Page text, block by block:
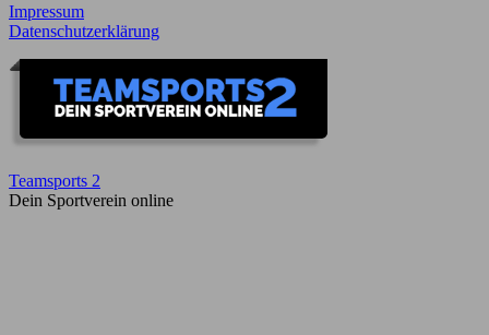
Impressum
Datenschutzerklärung
Teamsports 2
Dein Sportverein online